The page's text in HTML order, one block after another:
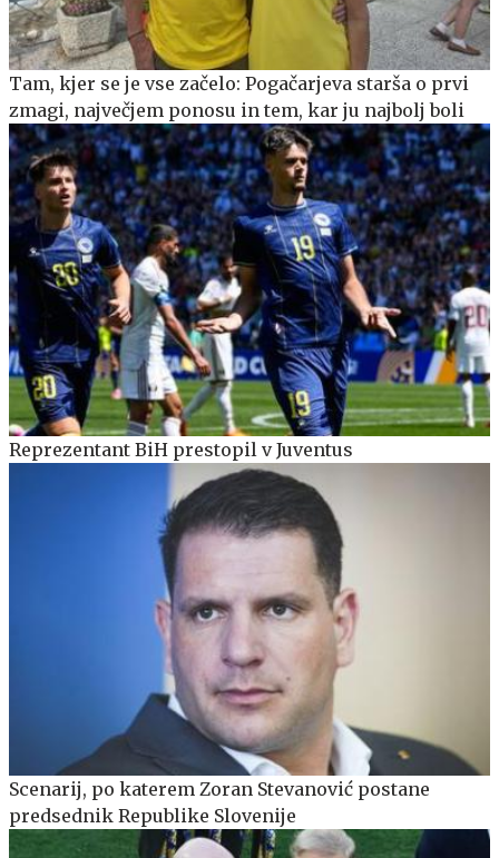
Tam, kjer se je vse začelo: Pogačarjeva starša o prvi
zmagi, največjem ponosu in tem, kar ju najbolj boli
Reprezentant BiH prestopil v Juventus
Scenarij, po katerem Zoran Stevanović postane
predsednik Republike Slovenije